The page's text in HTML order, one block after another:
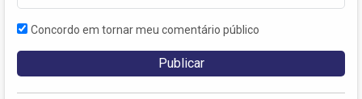
Concordo em tornar meu comentário público